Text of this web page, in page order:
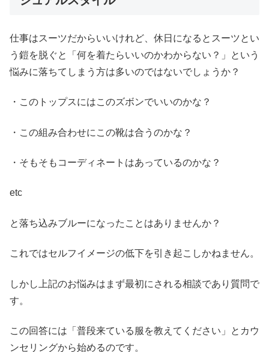
仕事はスーツだからいいけれど、休日になるとスーツとい
う鎧を脱ぐと「何を着たらいいのかわからない？」という
悩みに落ちてしまう方は多いのではないでしょうか？
・このトップスにはこのズボンでいいのかな？
・この組み合わせにこの靴は合うのかな？
・そもそもコーディネートはあっているのかな？
etc
と落ち込みブルーになったことはありませんか？
これではセルフイメージの低下を引き起こしかねません。
しかし上記のお悩みはまず最初にされる相談であり質問で
す。
この回答には「普段来ている服を教えてください」とカウ
ンセリングから始めるのです。